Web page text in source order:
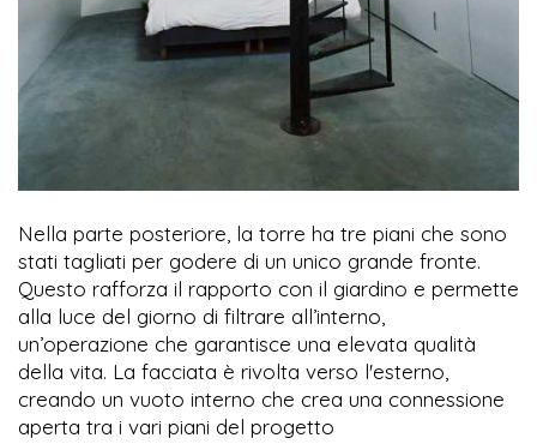
Nella parte posteriore, la torre ha tre piani che sono
stati tagliati per godere di un unico grande fronte.
Questo rafforza il rapporto con il giardino e permette
alla luce del giorno di filtrare all’interno,
un’operazione che garantisce una elevata qualità
della vita. La facciata è rivolta verso l'esterno,
creando un vuoto interno che crea una connessione
aperta tra i vari piani del progetto